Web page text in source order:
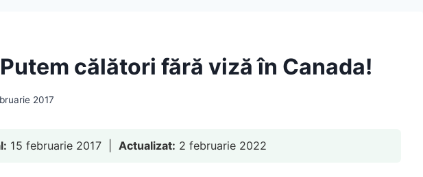
călători fără viză în Canada!
2017
15 februarie 2017 | Actualizat: 2 februarie 2022